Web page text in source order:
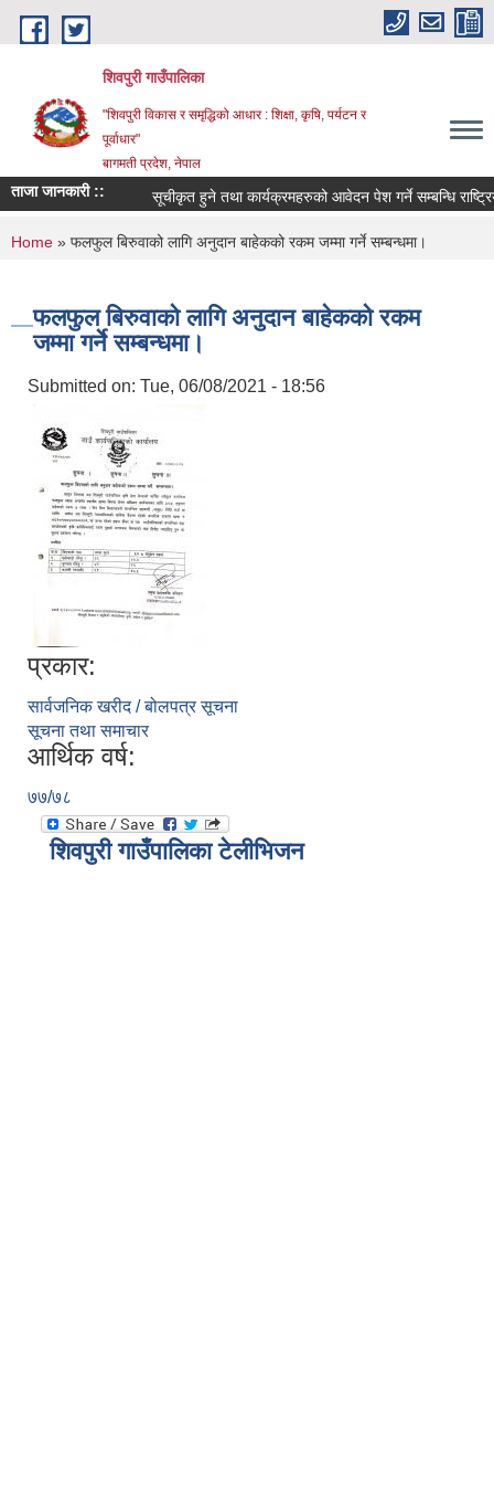
Skip to main content
शिवपुरी गाउँपालिका
"शिवपुरी विकास र समृद्धिको आधार : शिक्षा, कृषि, पर्यटन र
पूर्वाधार"
बागमती प्रदेश, नेपाल
ताजा जानकारी :: सूचीकृत हुने तथा कार्यक्रमहरुको आवेदन पेश गर्ने सम्बन्धि राष्ट्रिय
You are here
Home » फलफुल बिरुवाको लागि अनुदान बाहेकको रकम जम्मा गर्ने सम्बन्धमा।
फलफुल बिरुवाको लागि अनुदान बाहेकको रकम
जम्मा गर्ने सम्बन्धमा।
Submitted on: Tue, 06/08/2021 - 18:56
प्रकार:
सार्वजनिक खरीद / बोलपत्र सूचना
सूचना तथा समाचार
आर्थिक वर्ष:
७७/७८
शिवपुरी गाउँपालिका टेलीभिजन